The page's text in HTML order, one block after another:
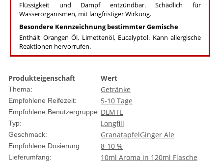
Flüssigkeit und Dampf entzündbar. Schädlich für
Wasserorganismen, mit langfristiger Wirkung.
Besondere Kennzeichnung bestimmter Gemische
Enthält Orangen Öl, Limettenöl, Eucalyptol. Kann allergische
Reaktionen hervorrufen.
Produkteigenschaft Wert
Thema: Getränke
Empfohlene Reifezeit: 5-10 Tage
Empfohlene Benutzergruppe: DLMTL
Typ: Longfill
Geschmack: GranatapfelGinger Ale
Empfohlene Dosierung: 8-10 %
Lieferumfang: 10ml Aroma in 120ml Flasche